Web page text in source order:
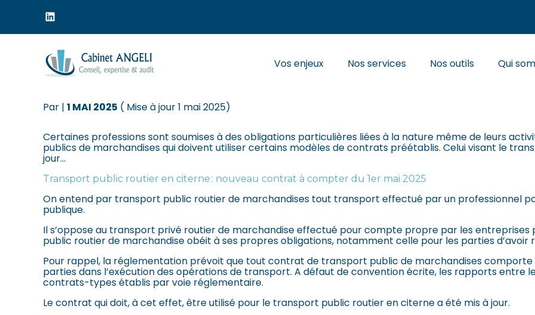
sub-
header
Aller
au
Principal
Vos enjeux Nos services Nos outils Qui
Par | 1 MAI 2025 ( Mise à jour 1 mai 2025)
Certaines professions sont soumises à des obligations particulières liées à la nature même de leurs
publics de marchandises qui doivent utiliser certains modèles de contrats préétablis. Celui visant le
jour…
Transport public routier en citerne : nouveau contrat à compter du 1er mai 2025
On entend par transport public routier de marchandises tout transport effectué par un professionnel
publique.
Il s’oppose au transport privé routier de marchandise effectué pour compte propre par les
public routier de marchandise obéit à ses propres obligations, notamment celle pour les parties d’avoir
Pour rappel, la réglementation prévoit que tout contrat de transport public de marchandises comporte
parties dans l’exécution des opérations de transport. A défaut de convention écrite, les rapports entre
contrats-types établis par voie réglementaire.
Le contrat qui doit, à cet effet, être utilisé pour le transport public routier en citerne a été mis à jour.